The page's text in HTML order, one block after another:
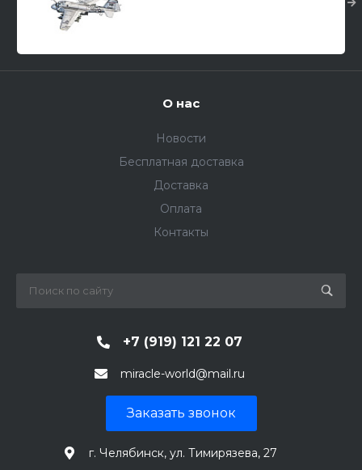
О нас
Новости
Бесплатная доставка
Доставка
Оплата
Контакты
+7 (919) 121 22 07
miracle-world@mail.ru
Заказать звонок
г. Челябинск, ул. Тимирязева, 27